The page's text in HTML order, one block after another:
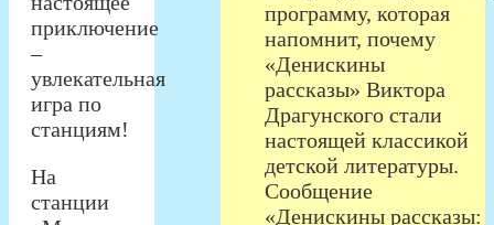
приключение
–
увлекательная
игра по
станциям!
На
станции
программу, которая
напомнит, почему
«Денискины
рассказы» Виктора
Драгунского стали
настоящей классикой
детской литературы.
Сообщение
«Денискины рассказы: